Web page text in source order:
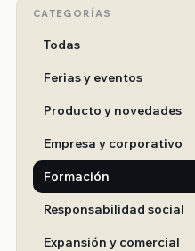
CATEGORÍAS
Todas
Ferias y eventos
Producto y novedades
Empresa y corporativo
Formación
Responsabilidad social
Expansión y comercial